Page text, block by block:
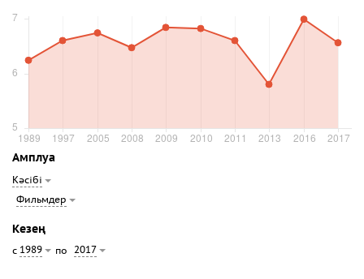
Амплуа
Кәсібі
Фильмдер
Кезең
с 1989 по 2017